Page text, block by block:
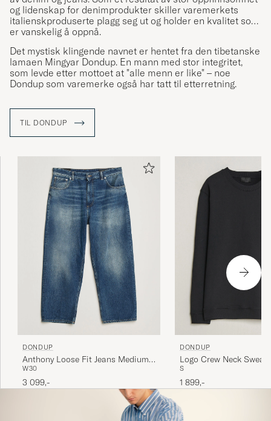
og lidenskap for denimprodukter skiller varemerkets
italienskproduserte plagg seg ut og holder en kvalitet som
er vanskelig å oppnå.
Det mystisk klingende navnet er hentet fra den tibetanske
lamaen Mingyar Dondup. En mann med stor integritet,
som levde etter mottoet at "alle menn er like" – noe
Dondup som varemerke også har tatt til etterretning.
TIL DONDUP
DONDUP
Anthony Loose Fit Jeans Medium
Blue
W30
3 099,-
DONDUP
Logo Crew Neck
S
1 899,-